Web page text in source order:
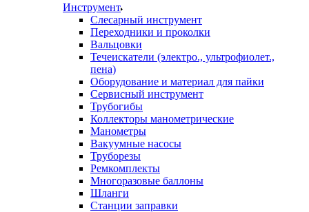
Инструмент
Слесарный инструмент
Переходники и проколки
Вальцовки
Течеискатели (электро., ультрофиолет.,
пена)
Оборудование и материал для пайки
Сервисный инструмент
Трубогибы
Коллекторы манометрические
Манометры
Вакуумные насосы
Труборезы
Ремкомплекты
Многоразовые баллоны
Шланги
Станции заправки